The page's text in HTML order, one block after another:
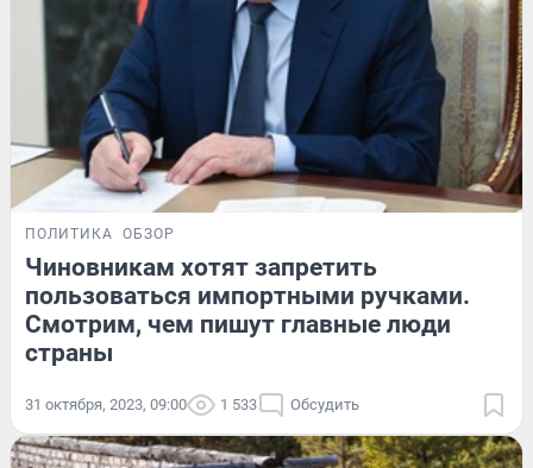
ПОЛИТИКА ОБЗОР
Чиновникам хотят запретить
пользоваться импортными ручками.
Смотрим, чем пишут главные люди
страны
31 октября, 2023, 09:00 1 533 Обсудить